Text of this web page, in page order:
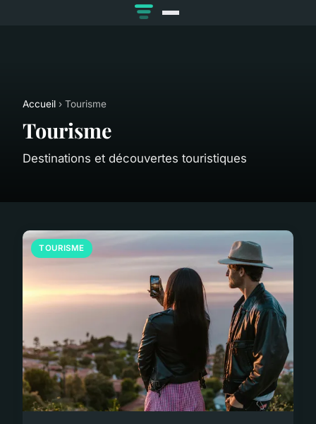
Accueil › Tourisme
Tourisme
Destinations et découvertes touristiques
TOURISME